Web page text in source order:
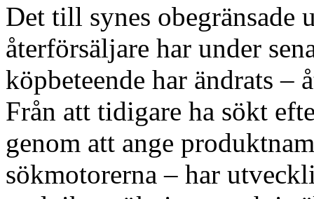
Det till synes obegränsade
återförsäljare har under
köpbeteende har ändrats –
Från att tidigare ha sökt
genom att ange
sökmotorerna – har